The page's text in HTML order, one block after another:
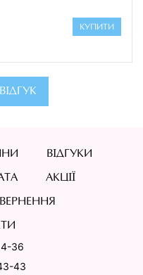
КУПИТИ
ВІДГУКИ
АКЦІЇ
36
43